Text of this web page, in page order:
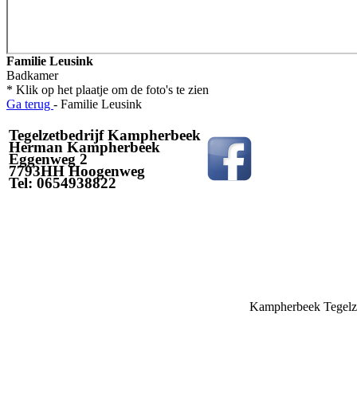
Familie Leusink
Badkamer
* Klik op het plaatje om de foto's te zien
Ga terug - Familie Leusink
Tegelzetbedrijf Kampherbeek
Herman Kampherbeek
Eggenweg 2
7793HH Hoogenweg
Tel: 0654938822
Kampherbeek